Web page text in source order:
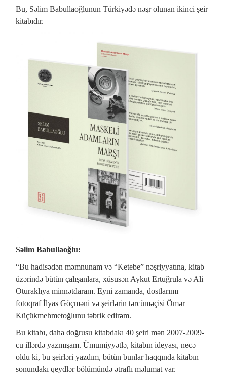
Bu, Səlim Babullaoğlunun Türkiyədə nəşr olunan ikinci şeir
kitabıdır.
Səlim Babullaoğlu:
“Bu hadisədən məmnunam və “Ketebe” nəşriyyatına, kitab
üzərində bütün çalışanlara, xüsusən Aykut Ertuğrula və Ali
Oturaklıya minnətdaram. Eyni zamanda, dostlarımı –
fotoqraf İlyas Göçməni və şeirlərin tərcüməçisi Ömər
Küçükmehmetoğlunu təbrik edirəm.
Bu kitabı, daha doğrusu kitabdakı 40 şeiri mən 2007-2009-
cu illərdə yazmışam. Ümumiyyətlə, kitabın ideyası, necə
oldu ki, bu şeirləri yazdım, bütün bunlar haqqında kitabın
sonundakı qeydlər bölümündə ətraflı məlumat var.